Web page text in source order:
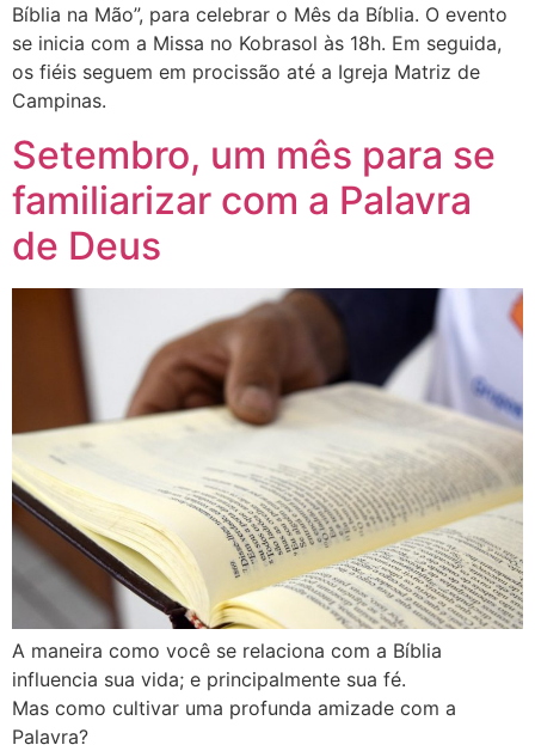
Bíblia na Mão”, para celebrar o Mês da Bíblia. O evento
se inicia com a Missa no Kobrasol às 18h. Em seguida,
os fiéis seguem em procissão até a Igreja Matriz de
Campinas.
Setembro, um mês para se
familiarizar com a Palavra
de Deus
A maneira como você se relaciona com a Bíblia
influencia sua vida; e principalmente sua fé.
Mas como cultivar uma profunda amizade com a
Palavra?